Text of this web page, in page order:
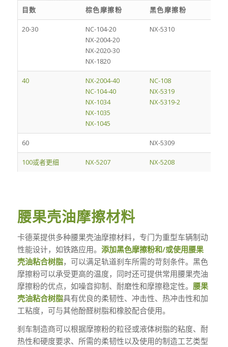
目数 棕色摩擦粉 黑色摩擦粉
20-30
NC-104-20
NX-2004-20
NX-2020-30
NX-1820
NX-5310
40
NX-2004-40
NC-104-40
NX-1034
NX-1035
NX-1045
NC-108
NX-5319
NX-5319-2
60 NX-5309
100或者更细 NX-5207 NX-5208
腰果壳油摩擦材料
卡德莱提供多种腰果壳油摩擦材料，专门为重型车辆制动
性能设计，如铁路应用。 添加黑色摩擦粉和/或使用腰果
壳油粘合树脂，可以满足轨道刹车所需的苛刻条件。黑色
摩擦粉可以承受更高的温度，同时还可提供常用腰果壳油
摩擦粉的优点，如噪音抑制、耐磨性和摩擦稳定性。 腰果
壳油粘合树脂具有优良的柔韧性、冲击性、热冲击性和加
工粘度，可与其他酚醛树脂和橡胶配合使用。
刹车制造商可以根据摩擦粉的粒径或液体树脂的粘度、耐
热性和硬度要求、所需的柔韧性以及使用的制造工艺类型